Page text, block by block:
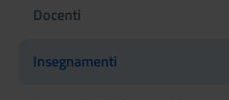
Docenti
Insegnamenti